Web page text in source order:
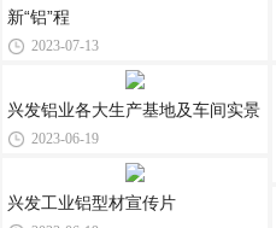
新“铝”程
2023-07-13
兴发铝业各大生产基地及车间实景
2023-06-19
兴发工业铝型材宣传片